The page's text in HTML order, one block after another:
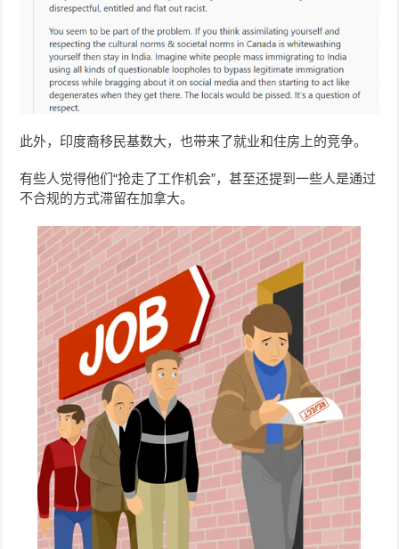
此外，印度裔移民基数大，也带来了就业和住房上的竞争。
有些人觉得他们“抢走了工作机会”，甚至还提到一些人是通过
不合规的方式滞留在加拿大。